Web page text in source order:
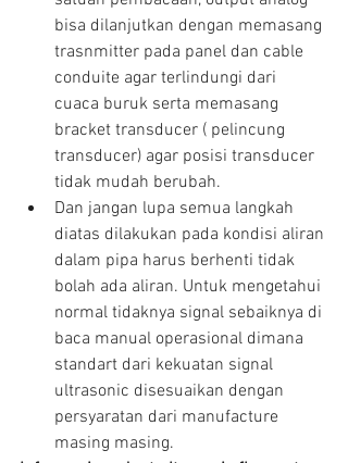
bisa dilanjutkan dengan memasang
trasnmitter pada panel dan cable
conduite agar terlindungi dari
cuaca buruk serta memasang
bracket transducer ( pelincung
transducer) agar posisi transducer
tidak mudah berubah.
Dan jangan lupa semua langkah
diatas dilakukan pada kondisi aliran
dalam pipa harus berhenti tidak
bolah ada aliran. Untuk mengetahui
normal tidaknya signal sebaiknya di
baca manual operasional dimana
standart dari kekuatan signal
ultrasonic disesuaikan dengan
persyaratan dari manufacture
masing masing.